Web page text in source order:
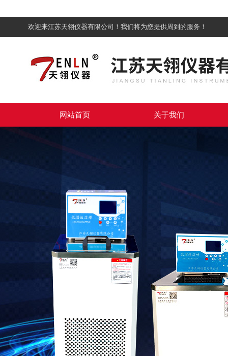
欢迎来江苏天翎仪器有限公司！我们将为您提供周到的服务！
网站首页 关于我们